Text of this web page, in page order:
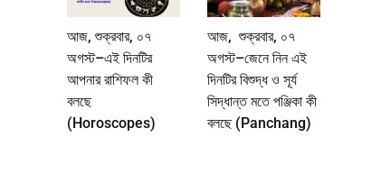
আজ, শুক্রবার, ০৭
অগস্ট–এই দিনটির
আপনার রাশিফল কী
বলছে
(Horoscopes)
আজ, শুক্রবার, ০৭
অগস্ট–জেনে নিন এই
দিনটির বিশুদ্ধ ও সূর্য
সিদ্ধান্ত মতে পঞ্জিকা কী
বলছে (Panchang)